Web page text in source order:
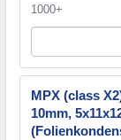
1000+
MPX (class
10mm,